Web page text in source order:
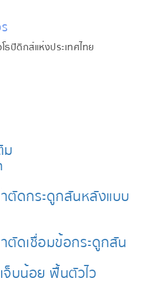
ปิดิกส์แห่งประเทศไทย
ม
ตัดกระดูกสันหลังแบบ
ตัดเชื่อมข้อกระดูกสัน
จ็บน้อย ฟื้นตัวไว